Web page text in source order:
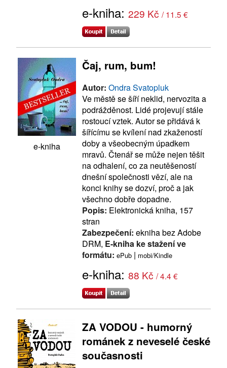
e-kniha: 229 Kč / 11.5 €
e-kniha
Čaj, rum, bum!
Autor: Ondra Svatopluk
Ve městě se šíří neklid, nervozita a
podrážděnost. Lidé projevují stále
rostoucí vztek. Autor se přidává k
šířícímu se kvílení nad zkažeností
doby a všeobecným úpadkem
mravů. Čtenář se může nejen těšit
na odhalení, co za neutěšeností
dnešní společnosti vězí, ale na
konci knihy se dozví, proč a jak
všechno dobře dopadne.
Popis: Elektronická kniha, 157
stran
Zabezpečení: ekniha bez Adobe
DRM, E-kniha ke stažení ve
formátu: ePub | mobi/Kindle
e-kniha: 88 Kč / 4.4 €
ZA VODOU - humorný
románek z neveselé české
současnosti